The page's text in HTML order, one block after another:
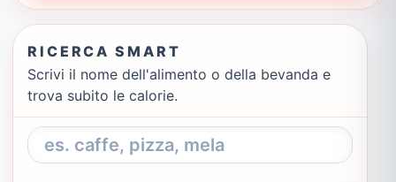
RICERCA SMART
Scrivi il nome dell'alimento o della bevanda e
trova subito le calorie.